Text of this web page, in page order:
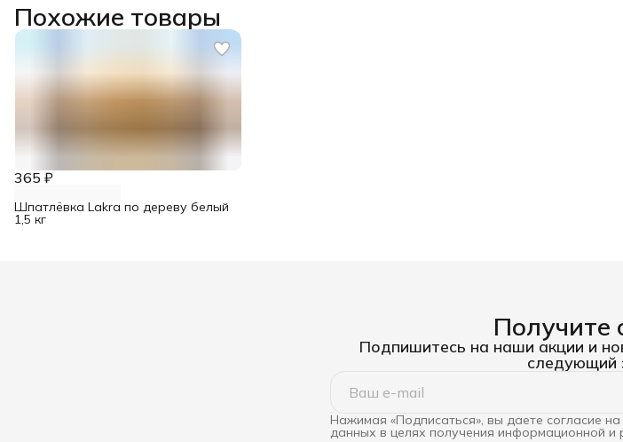
Похожие товары
365 ₽
Шпатлёвка Lakra по дереву белый
1,5 кг
Получите
Подпишитесь на наши акции и
следующий
Нажимая «Подписаться», вы даете согласие
данных в целях получения информационной и